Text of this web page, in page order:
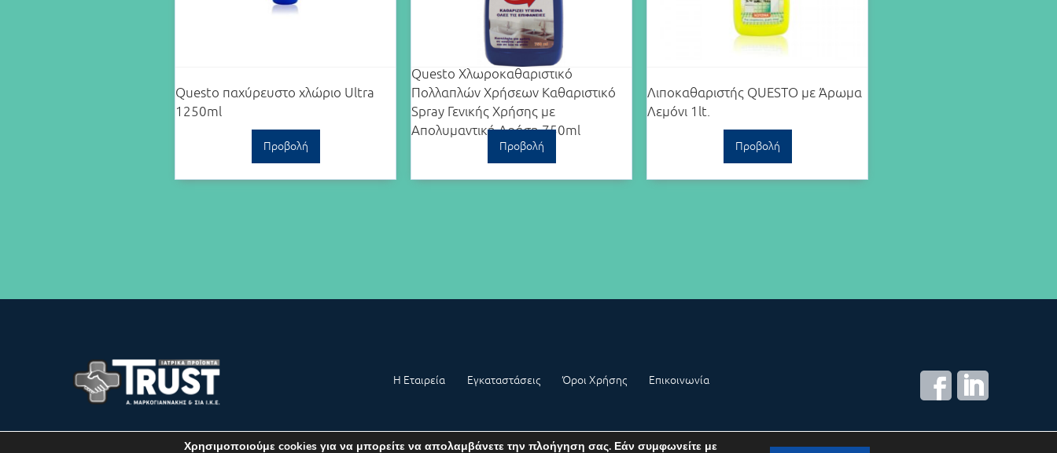
Questo παχύρευστο χλώριο Ultra
1250ml
Προβολή
Questo Χλωροκαθαριστικό
Πολλαπλών Χρήσεων Καθαριστικό
Spray Γενικής Χρήσης με
Απολυμαντική Δράση 750ml
Προβολή
Λιποκαθαριστής QUESTO με Άρωμα
Λεμόνι 1lt.
Προβολή
© TRUST 2020-2026 – ALL RIGHTS
Η Εταιρεία Εγκαταστάσεις Όροι Χρήσης Επικοινωνία
Χρησιμοποιούμε cookies για να μπορείτε να απολαμβάνετε την πλοήγηση σας. Εάν συμφωνείτε με